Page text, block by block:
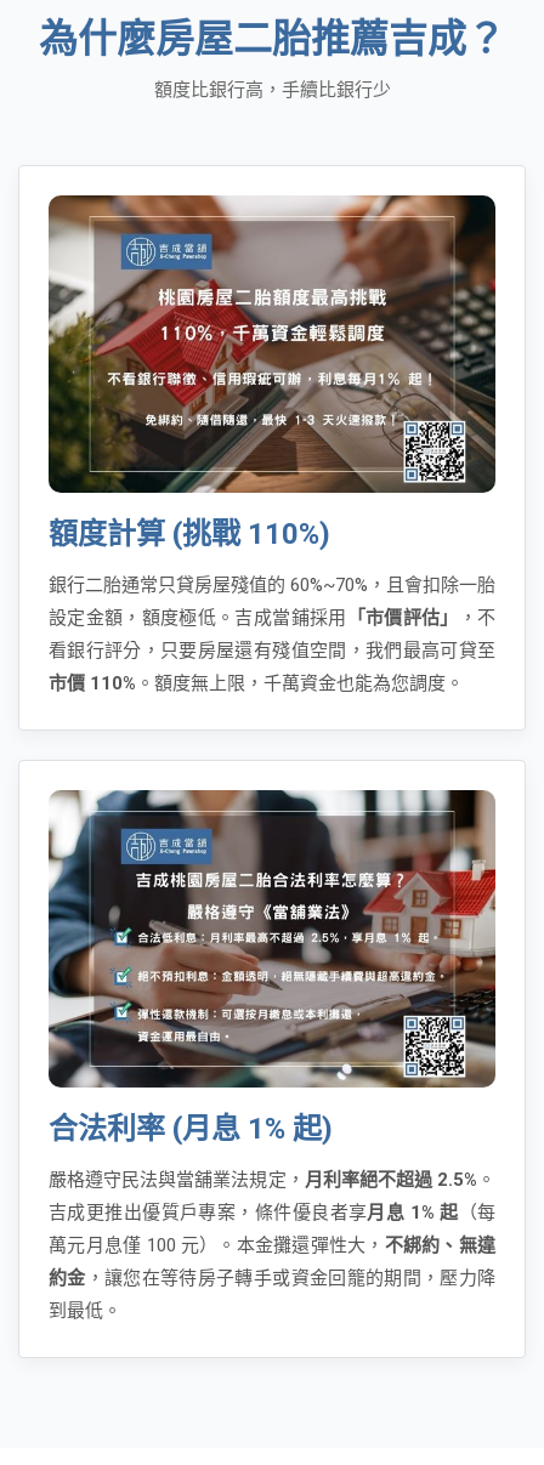
為什麼房屋二胎推薦吉成？
額度比銀行高，手續比銀行少
額度計算 (挑戰 110%)
銀行二胎通常只貸房屋殘值的 60%~70%，且會扣除一胎
設定金額，額度極低。吉成當鋪採用
「市價評估」
，不
看銀行評分，只要房屋還有殘值空間，我們最高可貸至
市價 110% 。額度無上限，千萬資金也能為您調度。
合法利率 (月息 1% 起)
嚴格遵守民法與當舖業法規定， 月利率絕不超過 2.5% 。
吉成更推出優質戶專案，條件優良者享月息 1% 起（每
萬元月息僅 100 元）。本金攤還彈性大， 不綁約、無違
約金，讓您在等待房子轉手或資金回籠的期間，壓力降
到最低。